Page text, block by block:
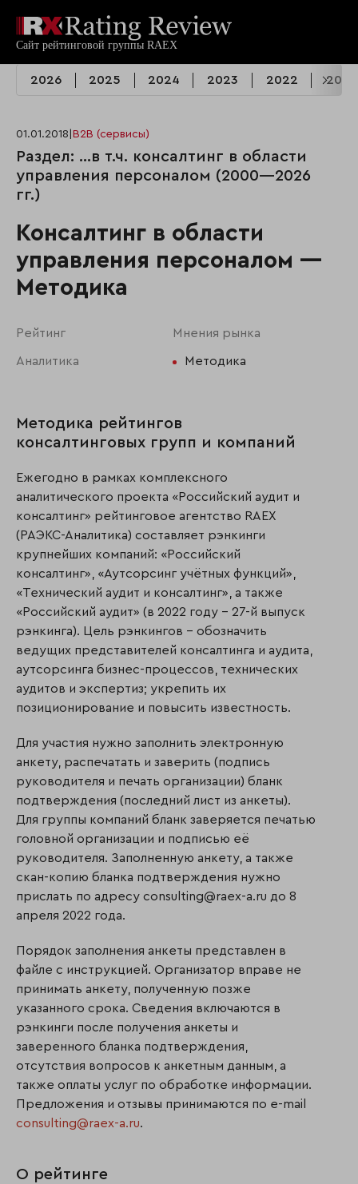
2026 2025 2024 2023 2022 2021
01.01.2018 B2B (сервисы)
Раздел: …в т.ч. консалтинг в области
управления персоналом (2000—2026
гг.)
Консалтинг в области
управления персоналом —
Методика
Рейтинг Мнения рынка
Аналитика Методика
Методика рейтингов
консалтинговых групп и компаний
Ежегодно в рамках комплексного
аналитического проекта «Российский аудит и
консалтинг» рейтинговое агентство RAEX
(РАЭКС-Аналитика) составляет рэнкинги
крупнейших компаний: «Российский
консалтинг», «Аутсорсинг учётных функций»,
«Технический аудит и консалтинг», а также
«Российский аудит» (в 2022 году – 27-й выпуск
рэнкинга). Цель рэнкингов – обозначить
ведущих представителей консалтинга и аудита,
аутсорсинга бизнес-процессов, технических
аудитов и экспертиз; укрепить их
позиционирование и повысить известность.
Для участия нужно заполнить электронную
анкету, распечатать и заверить (подпись
руководителя и печать организации) бланк
подтверждения (последний лист из анкеты).
Для группы компаний бланк заверяется печатью
головной организации и подписью её
руководителя. Заполненную анкету, а также
скан-копию бланка подтверждения нужно
прислать по адресу consulting@raex-a.ru до 8
апреля 2022 года.
Порядок заполнения анкеты представлен в
файле с инструкцией. Организатор вправе не
принимать анкету, полученную позже
указанного срока. Сведения включаются в
рэнкинги после получения анкеты и
заверенного бланка подтверждения,
отсутствия вопросов к анкетным данным, а
также оплаты услуг по обработке информации.
Предложения и отзывы принимаются по e-mail
consulting@raex-a.ru.
О рейтинге